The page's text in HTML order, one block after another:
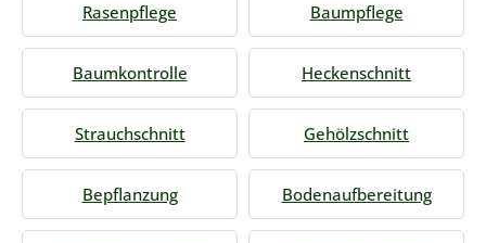
Rasenpflege Baumpflege
Baumkontrolle Heckenschnitt
Strauchschnitt Gehölzschnitt
Bepflanzung Bodenaufbereitung